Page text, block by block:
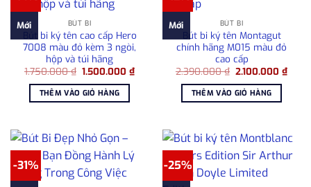
Mới BÚT BI
Bút bi ký tên cao cấp Hero
7008 màu đỏ kèm 3 ngòi,
hộp và túi hãng
1.750.000₫ Giá
là:
1.750.000 ₫.
1.500.000₫Giá
hiện
1.500.000 ₫.
THÊM VÀO GIỎ HÀNG
Mới BÚT BI
Bút bi ký tên Montagut
chính hãng M015 màu đỏ
cao cấp
2.390.000₫ Giá
là:
2.390.000 ₫.
2.100.000₫Giá
hiện
THÊM VÀO GIỎ HÀNG
-31% -25%